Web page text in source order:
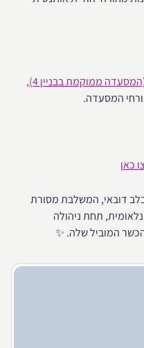
בבניין 6 (המסעדה ממוקמת בבניין 4),
המסעדה.
כאן
דובאי, המשלבת מסורת
תחת ניהולה
המוביל שלה. ✨